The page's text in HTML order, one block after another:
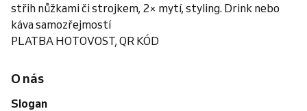
střih nůžkami či strojkem, 2× mytí, styling. Drink nebo
káva samozřejmostí
PLATBA HOTOVOST, QR KÓD
O nás
Slogan